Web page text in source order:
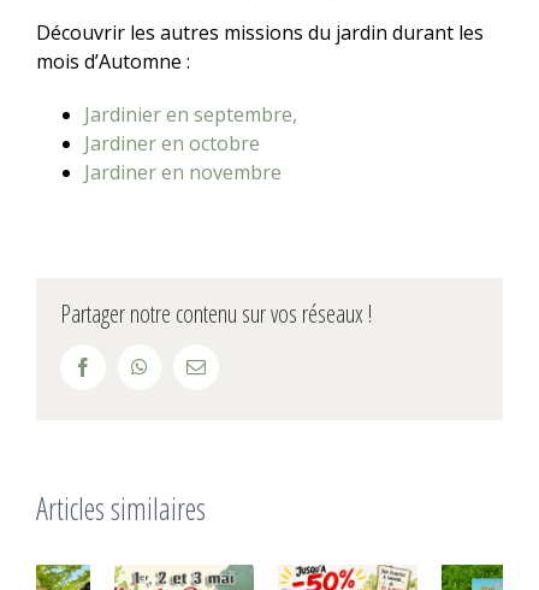
Découvrir les autres missions du jardin durant les
mois d’Automne :
Jardinier en septembre,
Jardiner en octobre
Jardiner en novembre
Partager notre contenu sur vos réseaux !
FacebookWhatsAppEmail
Articles similaires